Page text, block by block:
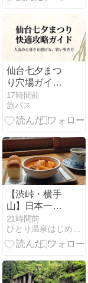
仙台七夕まつ
り穴場ガイ
ド！混雑回避
で快適に楽し
むおすすめ術
17時間前
旅パス
【渋峠・横手
山】日本一高
いパン屋「横
手山頂ヒュッ
テ」で絶品ボ
チ！標高
2,307mの雲上
21時間前